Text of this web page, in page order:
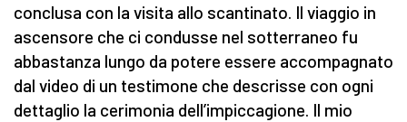
conclusa con la visita allo scantinato. Il viaggio in
ascensore che ci condusse nel sotterraneo fu
abbastanza lungo da potere essere accompagnato
dal video di un testimone che descrisse con ogni
dettaglio la cerimonia dell’impiccagione. Il mio